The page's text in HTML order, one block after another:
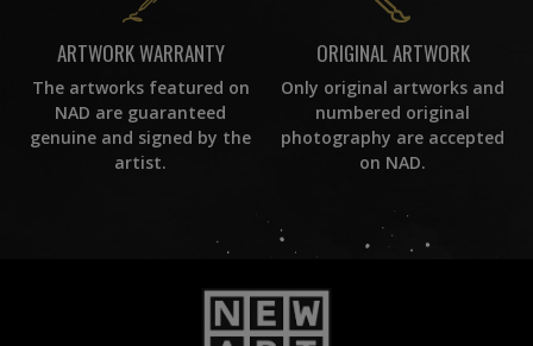
ARTWORK WARRANTY
The artworks featured on
NAD are guaranteed
genuine and signed by the
artist.
ORIGINAL ARTWORK
Only original artworks and
numbered original
photography are accepted
on NAD.